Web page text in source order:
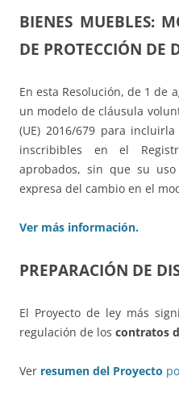
BIENES MUEBLES:
DE PROTECCIÓN DE
En esta Resolución, de 1 de
un modelo de cláusula
(UE) 2016/679 para
inscribibles en el
aprobados, sin que su
expresa del cambio en el
Ver más información.
PREPARACIÓN DE
El Proyecto de ley más
regulación de los contratos
Ver resumen del Proyecto